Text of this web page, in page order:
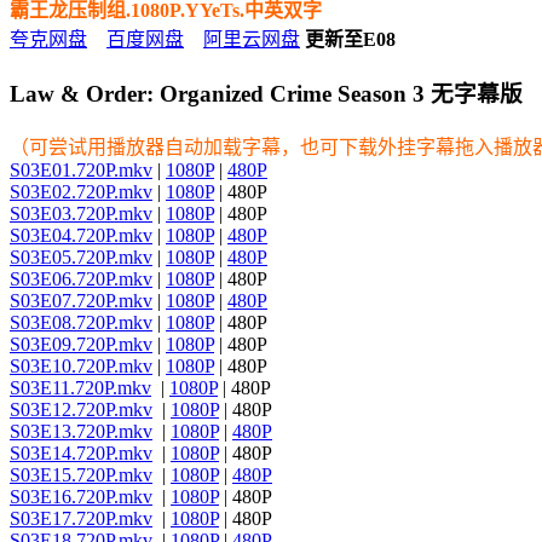
霸王龙压制组.1080P.YYeTs.中英双字
夸克网盘
百度网盘 阿里云网盘 更新至E08
Law & Order: Organized Crime Season 3 无字幕版
（可尝试用播放器自动加载字幕，也可下载外挂字幕拖入播放
S03E01.720P.mkv | 1080P| 480P
S03E02.720P.mkv | 1080P| 480P
S03E03.720P.mkv | 1080P| 480P
S03E04.720P.mkv | 1080P| 480P
S03E05.720P.mkv | 1080P| 480P
S03E06.720P.mkv | 1080P| 480P
S03E07.720P.mkv | 1080P| 480P
S03E08.720P.mkv | 1080P| 480P
S03E09.720P.mkv | 1080P| 480P
S03E10.720P.mkv | 1080P| 480P
S03E11.720P.mkv | 1080P| 480P
S03E12.720P.mkv | 1080P| 480P
S03E13.720P.mkv | 1080P| 480P
S03E14.720P.mkv | 1080P| 480P
S03E15.720P.mkv | 1080P| 480P
S03E16.720P.mkv | 1080P| 480P
S03E17.720P.mkv | 1080P| 480P